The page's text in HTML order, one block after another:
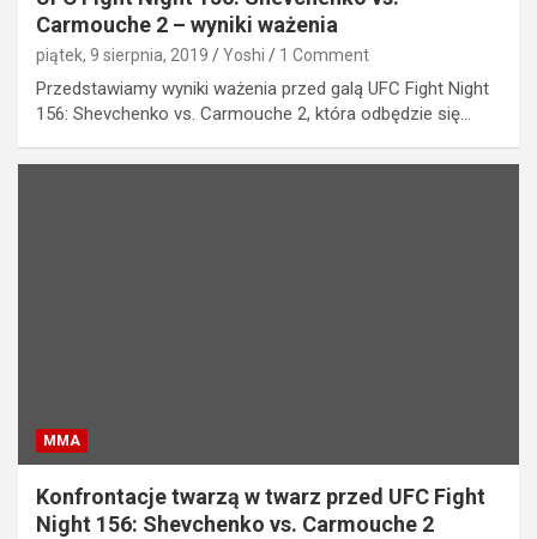
Carmouche 2 – wyniki ważenia
piątek, 9 sierpnia, 2019 Yoshi 1 Comment
Przedstawiamy wyniki ważenia przed galą UFC Fight Night
156: Shevchenko vs. Carmouche 2, która odbędzie się…
MMA
Konfrontacje twarzą w twarz przed UFC Fight
Night 156: Shevchenko vs. Carmouche 2